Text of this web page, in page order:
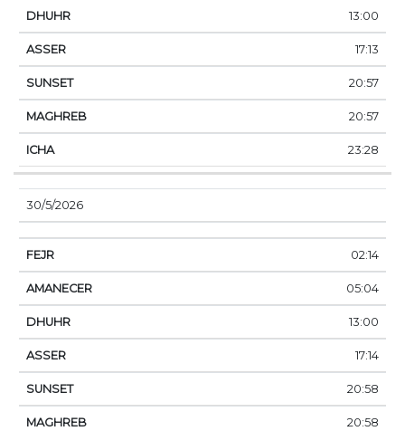
13:00
17:13
20:57
20:57
23:28
30/5/2026
02:14
05:04
13:00
17:14
20:58
20:58